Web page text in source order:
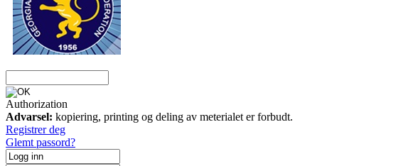
Authorization
Advarsel: kopiering, printing og deling av meterialet er forbudt.
Registrer deg
Glemt passord?